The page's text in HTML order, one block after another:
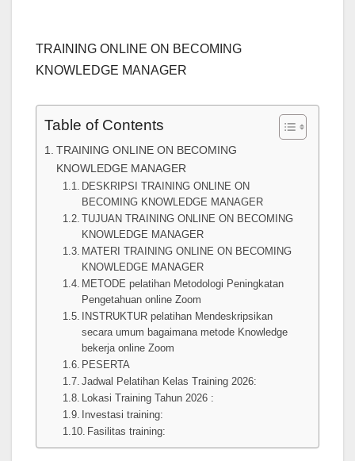
TRAINING ONLINE ON BECOMING
KNOWLEDGE MANAGER
Table of Contents
TRAINING ONLINE ON BECOMING
KNOWLEDGE MANAGER
DESKRIPSI TRAINING ONLINE ON
BECOMING KNOWLEDGE MANAGER
TUJUAN TRAINING ONLINE ON BECOMING
KNOWLEDGE MANAGER
MATERI TRAINING ONLINE ON BECOMING
KNOWLEDGE MANAGER
METODE pelatihan Metodologi Peningkatan
Pengetahuan online Zoom
INSTRUKTUR pelatihan Mendeskripsikan
secara umum bagaimana metode Knowledge
bekerja online Zoom
PESERTA
Jadwal Pelatihan Kelas Training 2026:
Lokasi Training Tahun 2026 :
Investasi training:
Fasilitas training: